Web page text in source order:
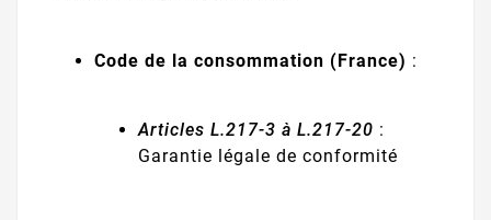
Code de la consommation (France) :
Articles L.217-3 à L.217-20 :
Garantie légale de conformité